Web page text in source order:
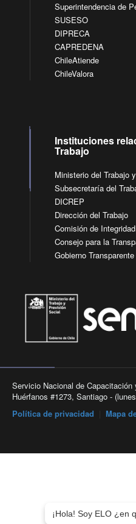
Superintendencia de
SUSESO
DIPRECA
CAPREDENA
ChileAtiende
ChileValora
Instituciones
Trabajo
Ministerio del Trabajo
Subsecretaría del
DICREP
Dirección del Trabajo
Comisión de
Consejo para la
Gobierno Transparente
Servicio Nacional de
Huérfanos #1273, Santiago -
Política de privacidad
Mapa
¡Hola! Soy ELO ¿en